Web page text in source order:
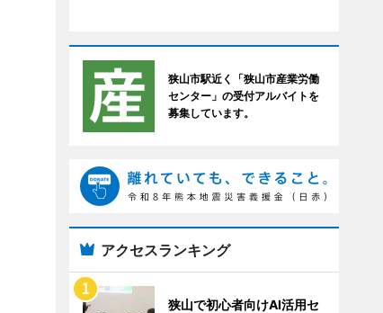
狭山市駅近く「狭山市産業労働
センター」の受付アルバイトを
募集しています。
アクセスランキング
狭山で初心者向けAI活用セ